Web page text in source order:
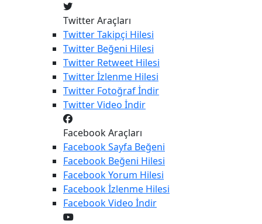
Twitter Araçları
TwitterTakipçi Hilesi
Twitter Beğeni Hilesi
Twitter Retweet Hilesi
Twitterİzlenme Hilesi
Twitter Fotoğraf İndir
TwitterVideo İndir
Facebook Araçları
FacebookSayfa Beğeni
Facebook Beğeni Hilesi
FacebookYorum Hilesi
Facebookİzlenme Hilesi
FacebookVideo İndir